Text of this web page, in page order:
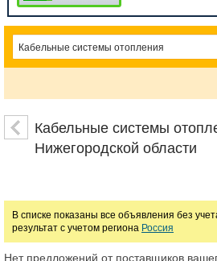
Системы антиобледенения
руб.
Кабельные системы
Нижегородской области
В списке показаны все объявления без
результат с учетом региона Россия
Нет предложений от поставщиков